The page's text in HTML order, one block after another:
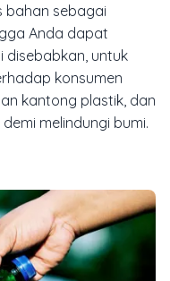
bahan sebagai
Anda dapat
disebabkan, untuk
konsumen
kantong plastik, dan
melindungi bumi.